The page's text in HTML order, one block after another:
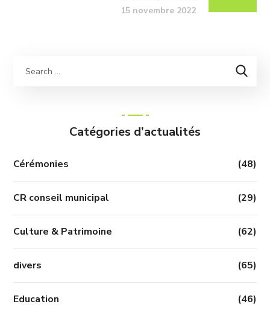
15 novembre 2022
Catégories d’actualités
Cérémonies (48)
CR conseil municipal (29)
Culture & Patrimoine (62)
divers (65)
Education (46)